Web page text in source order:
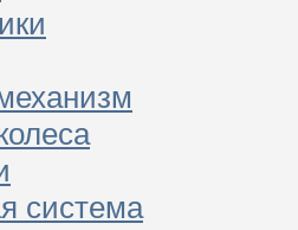
система